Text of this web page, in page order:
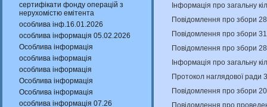
сертифікати фонду операцій з
нерухомістю емітента
особлива інф.16.01.2026
особлива інформація 05.02.2026
Особлива інформація
особлива інформація
особлива інформація
Особлива інформація
Особлива інформація
особлива інформація 07.26
Інформація про загальну
Повідомлення про збори
Повідомлення про збори
Повідомлення про збори
Інформація про загальну
Протокол наглядової
Повідомлення про збори
Повідомлення про